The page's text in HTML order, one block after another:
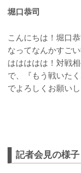
堀口恭司
こんにちは！堀口
なってなんかすご
ははははは！対戦
で、『もう戦いた
でよろしくお願いし
記者会見の様子